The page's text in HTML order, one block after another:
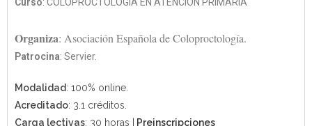
Organiza: Asociación Española de Coloproctología.
Patrocina: Servier.
Modalidad: 100% online.
Acreditado: 3.1 créditos.
Carga lectivas: 30 horas |
Preinscripciones